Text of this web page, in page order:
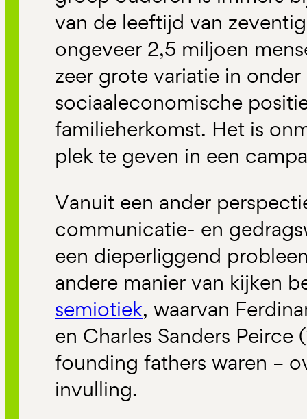
van de leeftijd van
ongeveer 2,5 miljoen
zeer grote variatie in
sociaaleconomische
familieherkomst. Het is
plek te geven in een
Vanuit een ander
communicatie- en
een dieperliggend
andere manier van kijken
semiotiek, waarvan
en Charles Sanders Peirce
founding fathers waren –
invulling.